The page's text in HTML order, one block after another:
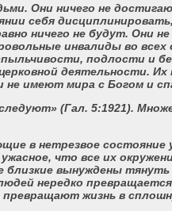
Они ничего не
себя
ничего не будут. Они
инвалиды во всех
подлости и
деятельности. Их
не имеют мира с Богом и
(Гал. 5:1921).
в нетрезвое состояние
что все их
близкие вынуждены тянуть
нередко
превращают жизнь в